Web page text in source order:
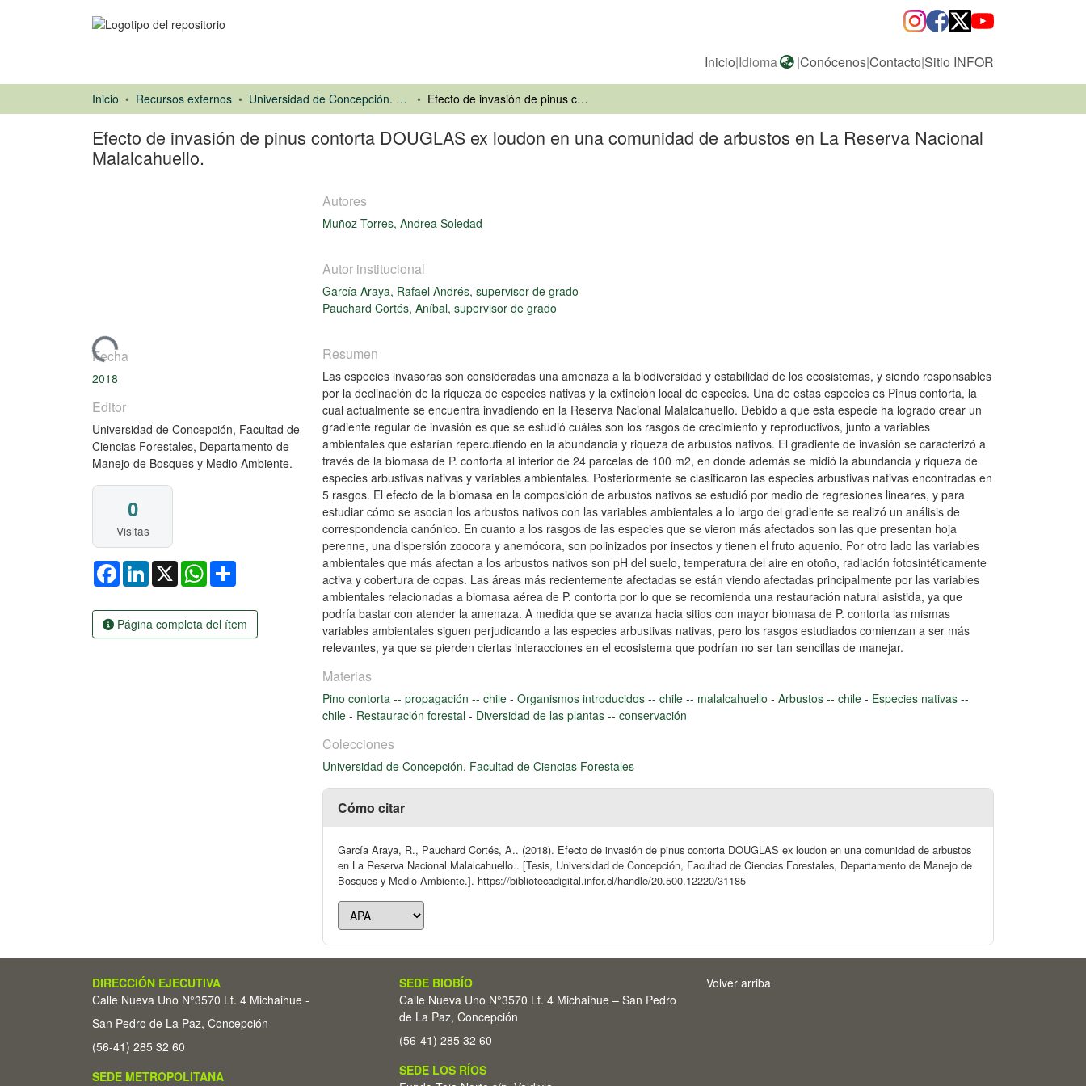
Inicio|Idioma |Conócenos|Contacto|Sitio INFOR
Inicio Recursos externos Universidad de Concepción. Facultad de Ciencias Forestales Efecto de invasión de pinus contorta DOUGLAS ex loudon en una comunidad de arbustos en La Reserva Nacional Malalcahuello.
Efecto de invasión de pinus contorta DOUGLAS ex loudon en una comunidad de arbustos en La Reserva Nacional
Malalcahuello.
Cargando...
Fecha
2018
Editor
Universidad de Concepción, Facultad de
Ciencias Forestales, Departamento de
Manejo de Bosques y Medio Ambiente.
0
Visitas
FacebookLinkedIn
X WhatsApp
Página completa del ítem
Autores
Muñoz Torres, Andrea Soledad
Autor institucional
García Araya, Rafael Andrés, supervisor de grado
Pauchard Cortés, Aníbal, supervisor de grado
Resumen
Las especies invasoras son consideradas una amenaza a la biodiversidad y estabilidad de los ecosistemas, y siendo responsables
por la declinación de la riqueza de especies nativas y la extinción local de especies. Una de estas especies es Pinus contorta, la
cual actualmente se encuentra invadiendo en la Reserva Nacional Malalcahuello. Debido a que esta especie ha logrado crear un
gradiente regular de invasión es que se estudió cuáles son los rasgos de crecimiento y reproductivos, junto a variables
ambientales que estarían repercutiendo en la abundancia y riqueza de arbustos nativos. El gradiente de invasión se caracterizó a
través de la biomasa de P. contorta al interior de 24 parcelas de 100 m2, en donde además se midió la abundancia y riqueza de
especies arbustivas nativas y variables ambientales. Posteriormente se clasificaron las especies arbustivas nativas encontradas en
5 rasgos. El efecto de la biomasa en la composición de arbustos nativos se estudió por medio de regresiones lineares, y para
estudiar cómo se asocian los arbustos nativos con las variables ambientales a lo largo del gradiente se realizó un análisis de
correspondencia canónico. En cuanto a los rasgos de las especies que se vieron más afectados son las que presentan hoja
perenne, una dispersión zoocora y anemócora, son polinizados por insectos y tienen el fruto aquenio. Por otro lado las variables
ambientales que más afectan a los arbustos nativos son pH del suelo, temperatura del aire en otoño, radiación fotosintéticamente
activa y cobertura de copas. Las áreas más recientemente afectadas se están viendo afectadas principalmente por las variables
ambientales relacionadas a biomasa aérea de P. contorta por lo que se recomienda una restauración natural asistida, ya que
podría bastar con atender la amenaza. A medida que se avanza hacia sitios con mayor biomasa de P. contorta las mismas
variables ambientales siguen perjudicando a las especies arbustivas nativas, pero los rasgos estudiados comienzan a ser más
relevantes, ya que se pierden ciertas interacciones en el ecosistema que podrían no ser tan sencillas de manejar.
Materias
Pino contorta -- propagación -- chile - Organismos introducidos -- chile -- malalcahuello - Arbustos -- chile - Especies nativas --
chile - Restauración forestal - Diversidad de las plantas -- conservación
Colecciones
Universidad de Concepción. Facultad de Ciencias Forestales
Cómo citar
García Araya, R., Pauchard Cortés, A.. (2018). Efecto de invasión de pinus contorta DOUGLAS ex loudon en una comunidad de arbustos
en La Reserva Nacional Malalcahuello.. [Tesis, Universidad de Concepción, Facultad de Ciencias Forestales, Departamento de Manejo de
Bosques y Medio Ambiente.]. https://bibliotecadigital.infor.cl/handle/20.500.12220/31185
DIRECCIÓN EJECUTIVA
Calle Nueva Uno N°3570 Lt. 4 Michaihue -
San Pedro de La Paz, Concepción
(56-41) 285 32 60
SEDE METROPOLITANA
SEDE BIOBÍO
Calle Nueva Uno N°3570 Lt. 4 Michaihue – San Pedro
de La Paz, Concepción
(56-41) 285 32 60
SEDE LOS RÍOS
Volver arriba